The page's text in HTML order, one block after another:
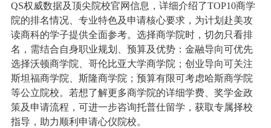
QS权威数据及顶尖院校官网信息，详细介绍了TOP10商学
院的排名情况、专业特色及申请核心要求，为计划赴美攻
读商科的学子提供全面参考。选择商学院时，切勿只看排
名，需结合自身职业规划、预算及优势：金融导向可优先
选择沃顿商学院、哥伦比亚大学商学院；创业导向可关注
斯坦福商学院、斯隆商学院；预算有限可考虑哈斯商学院
等公立院校。若想了解更多商学院的详细学费、奖学金政
策及申请流程，可进一步咨询托普仕留学，获取专属择校
指导，助力顺利申请心仪院校。